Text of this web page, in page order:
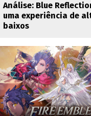
Análise: Blue
uma experiência de
baixos